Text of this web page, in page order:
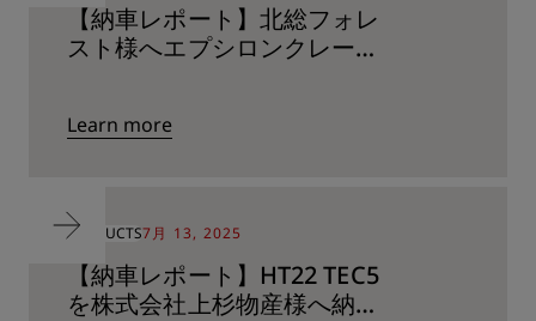
【納車レポート】北総フォレ
スト様へエプシロンクレーン
Learn more
PRODUCTS7月 13, 2025
【納車レポート】HT22 TEC5
を株式会社上杉物産様へ納車